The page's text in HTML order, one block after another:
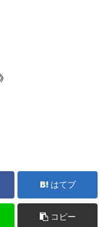
はてブ
コピー